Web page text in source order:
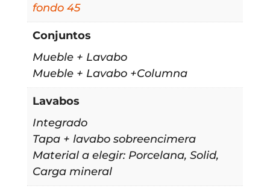
fondo 45
Conjuntos
Mueble + Lavabo
Mueble + Lavabo +Columna
Lavabos
Integrado
Tapa + lavabo sobreencimera
Material a elegir: Porcelana, Solid,
Carga mineral